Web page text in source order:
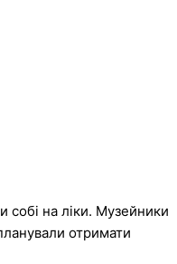
собі на ліки. Музейники
отримати